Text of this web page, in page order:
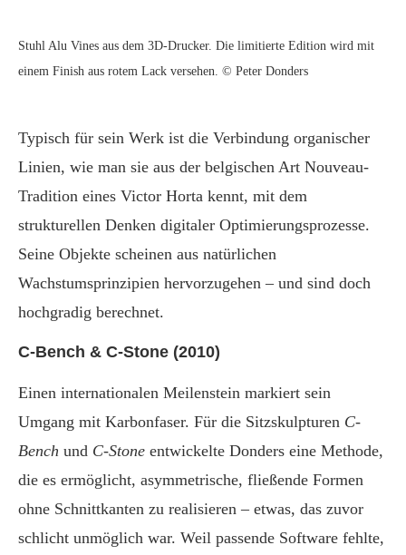
Stuhl Alu Vines aus dem 3D-Drucker. Die limitierte Edition wird mit
einem Finish aus rotem Lack versehen. © Peter Donders
Typisch für sein Werk ist die Verbindung organischer
Linien, wie man sie aus der belgischen Art Nouveau-
Tradition eines Victor Horta kennt, mit dem
strukturellen Denken digitaler Optimierungsprozesse.
Seine Objekte scheinen aus natürlichen
Wachstumsprinzipien hervorzugehen – und sind doch
hochgradig berechnet.
C-Bench & C-Stone (2010)
Einen internationalen Meilenstein markiert sein
Umgang mit Karbonfaser. Für die Sitzskulpturen C-
Bench und C-Stone entwickelte Donders eine Methode,
die es ermöglicht, asymmetrische, fließende Formen
ohne Schnittkanten zu realisieren – etwas, das zuvor
schlicht unmöglich war. Weil passende Software fehlte,